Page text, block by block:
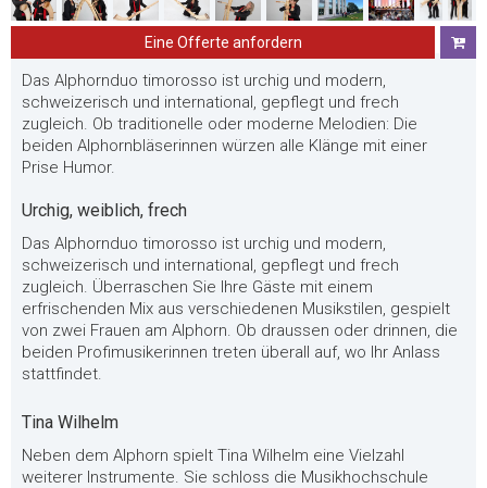
Eine Offerte anfordern
Das Alphornduo timorosso ist urchig und modern,
schweizerisch und international, gepflegt und frech
zugleich. Ob traditionelle oder moderne Melodien: Die
beiden Alphornbläserinnen würzen alle Klänge mit einer
Prise Humor.
Urchig, weiblich, frech
Das Alphornduo timorosso ist urchig und modern,
schweizerisch und international, gepflegt und frech
zugleich. Überraschen Sie Ihre Gäste mit einem
erfrischenden Mix aus verschiedenen Musikstilen, gespielt
von zwei Frauen am Alphorn. Ob draussen oder drinnen, die
beiden Profimusikerinnen treten überall auf, wo Ihr Anlass
stattfindet.
Tina Wilhelm
Neben dem Alphorn spielt Tina Wilhelm eine Vielzahl
weiterer Instrumente. Sie schloss die Musikhochschule